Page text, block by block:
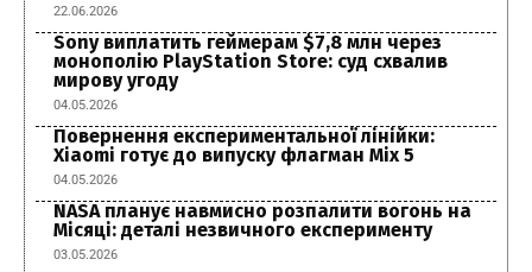
22.06.2026
Sony виплатить геймерам $7,8 млн через
монополію PlayStation Store: суд схвалив
мирову угоду
04.05.2026
Повернення експериментальної лінійки:
Xiaomi готує до випуску флагман Mix 5
04.05.2026
NASA планує навмисно розпалити вогонь на
Місяці: деталі незвичного експерименту
03.05.2026